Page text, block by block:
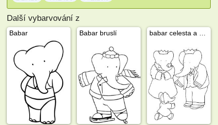
Další vybarvování z
Babar Babar bruslí